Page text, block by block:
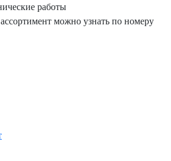
работы
можно узнать по номеру